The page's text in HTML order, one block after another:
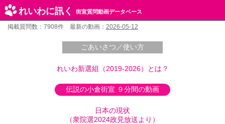
れいわに訊く 街宣質問動画データベース
掲載質問数：7908件 最新の動画： 2026-05-12
ごあいさつ／使い方
れいわ新選組（2019-2026）とは？
伝説の小倉街宣 ９分間の動画
日本の現状
（衆院選2024政見放送より）